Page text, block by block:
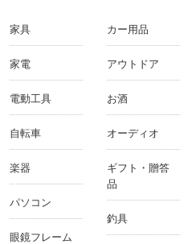
家具
家電
電動工具
自転車
楽器
パソコン
眼鏡フレーム
カー用品
アウトドア
お酒
オーディオ
ギフト・贈答
品
釣具